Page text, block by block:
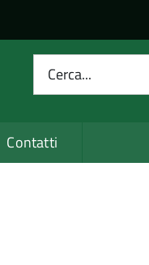
Cerca...
Contatti